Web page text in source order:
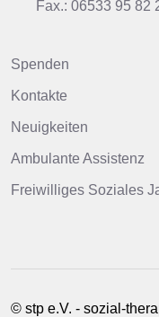
Fax.: 06533 95 82
Spenden
Kontakte
Neuigkeiten
Ambulante Assistenz
Freiwilliges Soziales
© stp e.V. - sozial-